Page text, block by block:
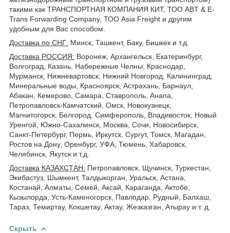
такими как ТРАНСПОРТНАЯ КОМПАНИЯ КИТ, ТОО ABT & E-
Trans Forwarding Company, ТОО Asia Freight и другим
удобным для Вас способом.
Доставка по СНГ: Минск, Ташкент, Баку, Бишкек и т.д.
Доставка РОССИЯ: Воронеж, Архангельск, Екатеринбург,
Волгоград, Казань, Набережные Челны, Краснодар,
Мурманск, Нижневартовск, Нижний Новгород, Калининград,
Минеральные воды, Красноярск, Астрахань, Барнаул,
Абакан, Кемерово, Самара, Ставрополь, Анапа,
Петропавловск-Камчатский, Омск, Новокузнецк,
Магнитогорск, Белгород, Симферополь, Владивосток, Новый
Уренгой, Южно-Сахалинск, Москва, Сочи, Новосибирск,
Санкт-Петербург, Пермь, Иркутск, Сургут, Томск, Магадан,
Ростов на Дону, Оренбург, УФА, Тюмень, Хабаровск,
Челябинск, Якутск и т.д.
Доставка КАЗАХСТАН: Петропавловск, Щучинск, Туркестан,
Экибастуз, Шымкент, Талдыкорган, Уральск, Астана,
Костанай, Алматы, Семей, Аксай, Караганда, Актобе,
Кызылорда, Усть-Каменогорск, Павлодар, Рудный, Балхаш,
Тараз, Темиртау, Кокшетау, Актау, Жезказган, Атырау и т. д.
Скрыть